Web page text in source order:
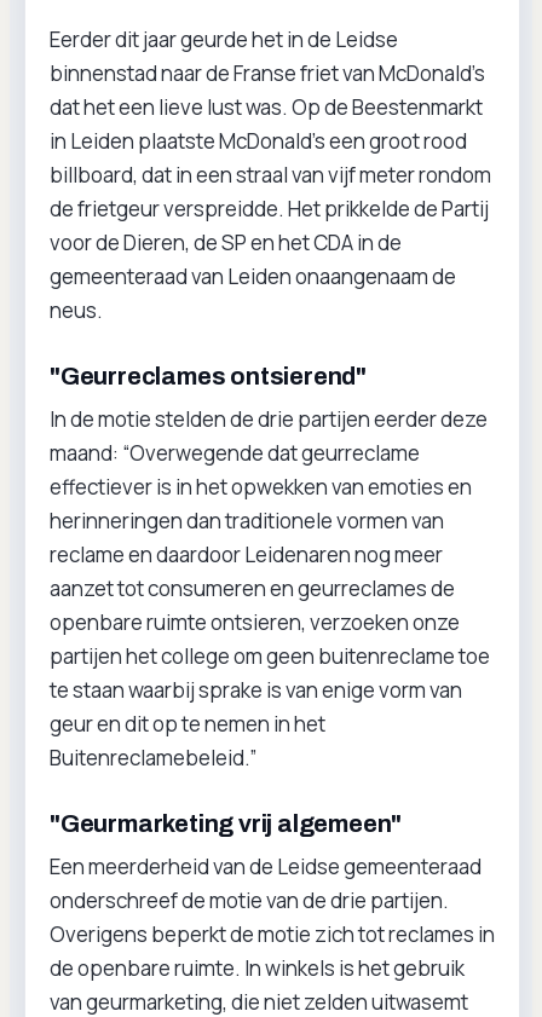
Eerder dit jaar geurde het in de Leidse
binnenstad naar de Franse friet van McDonald’s
dat het een lieve lust was. Op de Beestenmarkt
in Leiden plaatste McDonald’s een groot rood
billboard, dat in een straal van vijf meter rondom
de frietgeur verspreidde. Het prikkelde de Partij
voor de Dieren, de SP en het CDA in de
gemeenteraad van Leiden onaangenaam de
neus.
"Geurreclames ontsierend"
In de motie stelden de drie partijen eerder deze
maand: “Overwegende dat geurreclame
effectiever is in het opwekken van emoties en
herinneringen dan traditionele vormen van
reclame en daardoor Leidenaren nog meer
aanzet tot consumeren en geurreclames de
openbare ruimte ontsieren, verzoeken onze
partijen het college om geen buitenreclame toe
te staan waarbij sprake is van enige vorm van
geur en dit op te nemen in het
Buitenreclamebeleid.”
"Geurmarketing vrij algemeen"
Een meerderheid van de Leidse gemeenteraad
onderschreef de motie van de drie partijen.
Overigens beperkt de motie zich tot reclames in
de openbare ruimte. In winkels is het gebruik
van geurmarketing, die niet zelden uitwasemt